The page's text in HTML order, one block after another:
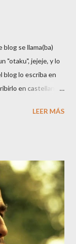
blog se llama(ba)
"otaku", jejeje, y lo
blog lo escriba en
en castellano
es la 2a
También es la
Ante tales cifras,
piensen que en
(castellano), aunque
otro día si el idioma
"extranjero" es
LEER MÁS